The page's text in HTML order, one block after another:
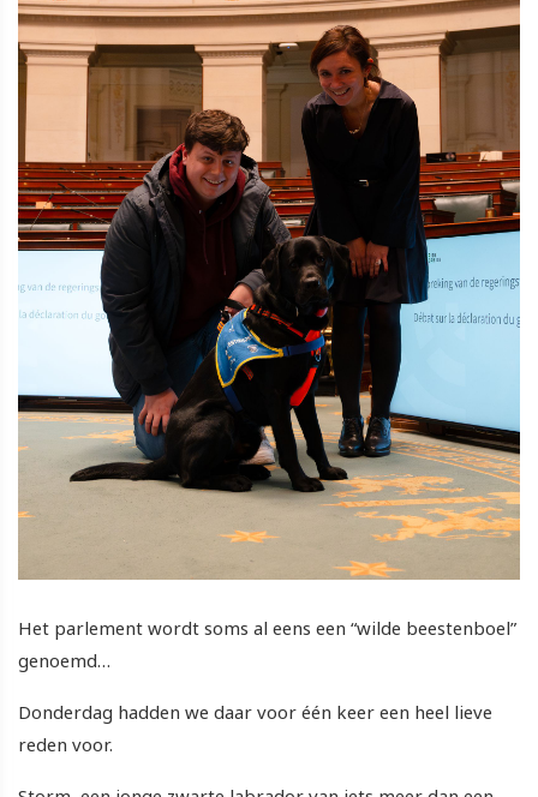
Het parlement wordt soms al eens een “wilde beestenboel”
genoemd…
Donderdag hadden we daar voor één keer een heel lieve
reden voor.